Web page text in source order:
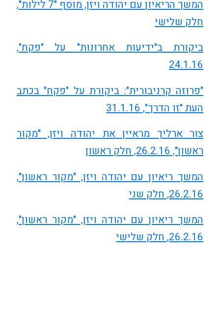
המשך הריאיון עם יהודה ויזן, מוסף "7 לילות",
חלק שלישי
ביקורת ב"ידיעות אחרונות" על "פקח",
24.1.16
"פרוזה קרניבורית": ביקורת על "פקח" בכתב
העת "זו הדרך", 31.1.16
צור ארליך מראיין את יהודה ויזן, "מקור
ראשון", 26.2.16, חלק ראשון
המשך ריאיון עם יהודה ויזן, "מקור ראשון",
26.2.16, חלק שני
המשך ריאיון עם יהודה ויזן, "מקור ראשון",
26.2.16, חלק שלישי